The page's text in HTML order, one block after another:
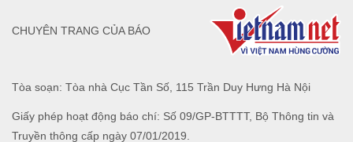
Tòa soạn: Tòa nhà Cục Tần Số, 115 Trần Duy Hưng Hà Nội
Giấy phép hoạt động báo chí: Số 09/GP-BTTTT, Bộ Thông tin và
Truyền thông cấp ngày 07/01/2019.
CHUYÊN TRANG CỦA BÁO